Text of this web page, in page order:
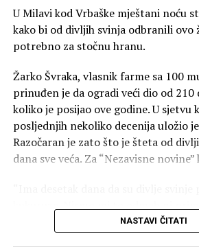
srpske nacionalnosti s pravom
glorifikacija događaja u kojem su
sunarodnici, predstavlja stvaranje
nacionalnoj pripadnosti.
Čuvanje ugleda institucije van
izričito zabranjuje javne istupe i
društvenim mrežama koji mogu
međunacionalnih odnosa i unijeti
U Milavi kod Vrbaške mještani noću
kako bi od divljih svinja odbranili ovo
potrebno za stočnu hranu.
Žarko Švraka, vlasnik farme sa 100
prinuđen je da ogradi veći dio od 210
koliko je posijao ove godine. U sjetvu
posljednjih nekoliko decenija uložio
Razočaran je zato što je šteta od
dana sve veća. Za “Nezavisne novine”
počele uništavati, lomiti stabljike i
NASTAVI ČITATI